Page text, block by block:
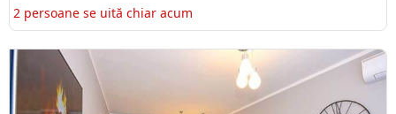
2 persoane se uită chiar acum